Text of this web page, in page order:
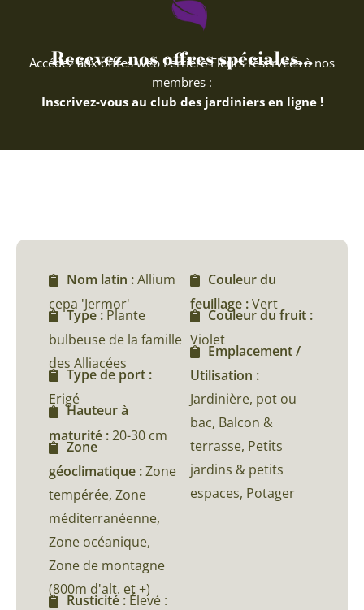
Recevez nos offres spéciales...
Accédez aux offres web Ferriere Fleurs réservées à nos
membres :
Inscrivez-vous au club des jardiniers en ligne !
Nom latin :Allium
cepa 'Jermor'
Type : Plante
bulbeuse de la famille
des Alliacées
Type de port :
Erigé
Hauteur à
maturité :20-30 cm
Zone
géoclimatique :Zone
tempérée, Zone
méditerranéenne,
Zone océanique,
Zone de montagne
(800m d'alt. et +)
Rusticité : Élevé :
Couleur du
feuillage :Vert
Couleur du fruit :
Violet
Emplacement /
Utilisation :
Jardinière, pot ou
bac, Balcon &
terrasse, Petits
jardins & petits
espaces, Potager